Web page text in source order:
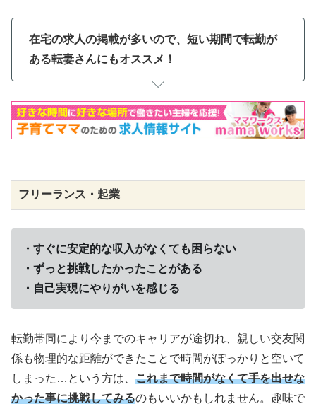
在宅の求人の掲載が多いので、短い期間で転勤が
ある転妻さんにもオススメ！
フリーランス・起業
・すぐに安定的な収入がなくても困らない
・ずっと挑戦したかったことがある
・自己実現にやりがいを感じる
転勤帯同により今までのキャリアが途切れ、親しい交友関
係も物理的な距離ができたことで時間がぽっかりと空いて
しまった…という方は、 これまで時間がなくて手を出せな
かった事に挑戦してみるのもいいかもしれません。趣味で